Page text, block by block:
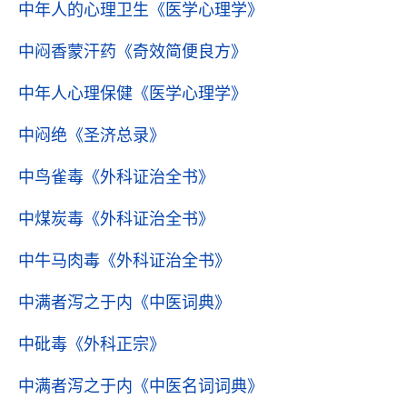
中年人的心理卫生 《医学心理学》
中闷香蒙汗药 《奇效简便良方》
中年人心理保健 《医学心理学》
中闷绝 《圣济总录》
中鸟雀毒 《外科证治全书》
中煤炭毒 《外科证治全书》
中牛马肉毒 《外科证治全书》
中满者泻之于内 《中医词典》
中砒毒 《外科正宗》
中满者泻之于内 《中医名词词典》